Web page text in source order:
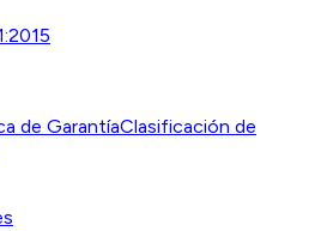
de GarantíaClasificación de